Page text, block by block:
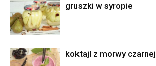
gruszki w syropie
koktajl z morwy czarnej